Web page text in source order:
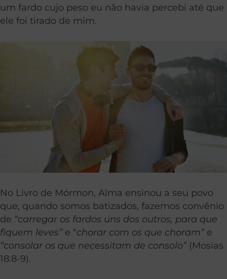
um fardo cujo peso eu não havia percebi até que
ele foi tirado de mim.
No Livro de Mórmon, Alma ensinou a seu povo
que, quando somos batizados, fazemos convênio
de “carregar os fardos uns dos outros, para que
fiquem leves”e “chorar com os que choram”e
“consolar os que necessitam de consolo” (Mosias
18:8-9).